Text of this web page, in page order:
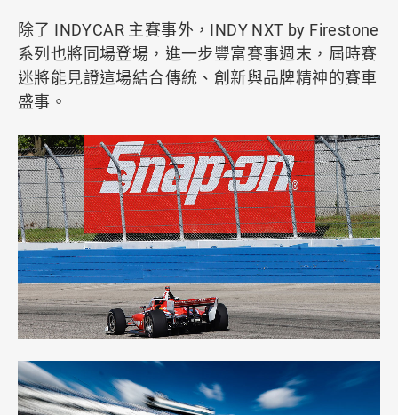
除了 INDYCAR 主賽事外，INDY NXT by Firestone
系列也將同場登場，進一步豐富賽事週末，屆時賽
迷將能見證這場結合傳統、創新與品牌精神的賽車
盛事。